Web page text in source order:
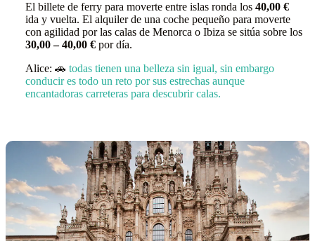
El billete de ferry para moverte entre islas ronda los 40,00 €
ida y vuelta. El alquiler de una coche pequeño para moverte
con agilidad por las calas de Menorca o Ibiza se sitúa sobre los
30,00 – 40,00 € por día.
Alice: 🚗 todas tienen una belleza sin igual, sin embargo
conducir es todo un reto por sus estrechas aunque
encantadoras carreteras para descubrir calas.